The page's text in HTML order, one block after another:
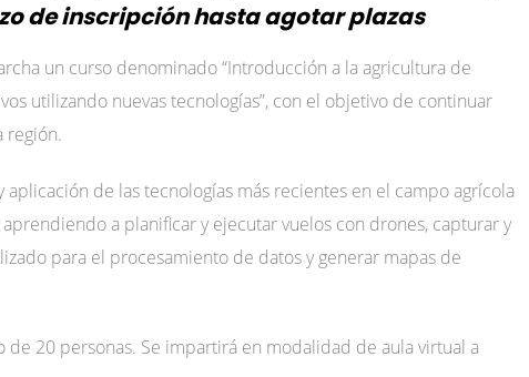
de inscripción hasta agotar plazas
un curso denominado “Introducción a la agricultura de
utilizando nuevas tecnologías”, con el objetivo de continuar
región.
de las tecnologías más recientes en el campo agrícola
a planificar y ejecutar vuelos con drones, capturar y
para el procesamiento de datos y generar mapas de
20 personas. Se impartirá en modalidad de aula virtual a